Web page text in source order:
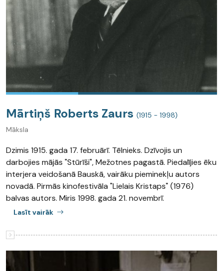
Mārtiņš Roberts Zaurs (1915 - 1998)
Māksla
Dzimis 1915. gada 17. februārī. Tēlnieks. Dzīvojis un
darbojies mājās "Stūrīši", Mežotnes pagastā. Piedalījies ēku
interjera veidošanā Bauskā, vairāku pieminekļu autors
novadā. Pirmās kinofestivāla "Lielais Kristaps" (1976)
balvas autors. Miris 1998. gada 21. novembrī.
Lasīt vairāk